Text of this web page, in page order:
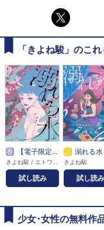
「きよね駿」のこ
巻 【電子限定特装版】溺れる水
試し読み
話 溺れる水
きよね駿
試し読み
少女･女性の無料作